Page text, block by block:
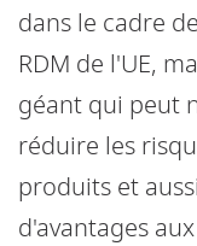
dans le cadre
RDM de l'UE,
géant qui peut
réduire les
produits et
d'avantages